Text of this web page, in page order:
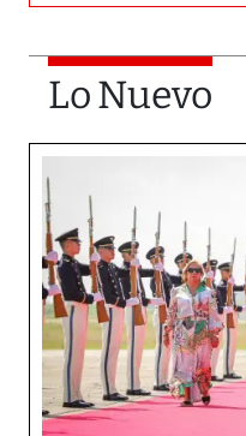
Lo Nuevo